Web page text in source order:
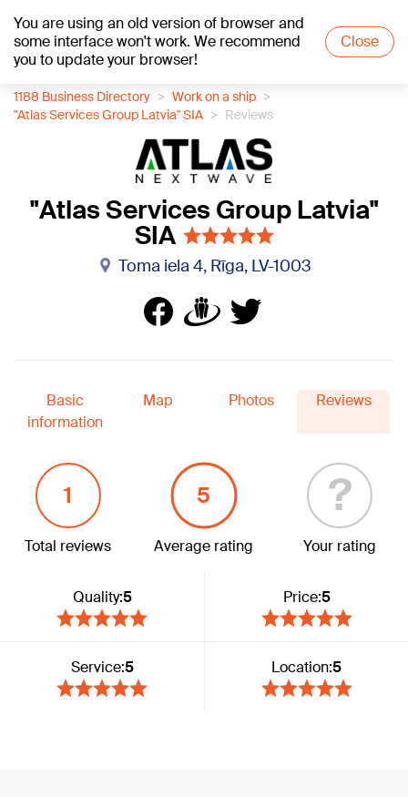
You are using an old version of browser and
some interface won't work. We recommend
you to update your browser!
Close
+19°C
1188 Business Directory
Work on a ship
"Atlas Services Group Latvia" SIA
Reviews
"Atlas Services Group Latvia"
SIA
Toma iela 4, Rīga, LV-1003
Basic
information
Map Photos Reviews
1
Total reviews
5
Average rating
?
Your rating
Quality:5 Price:5
Service:5 Location:5